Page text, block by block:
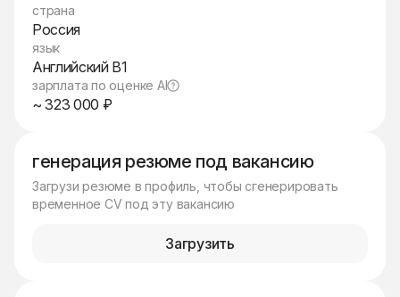
генерация резюме под вакансию
Загрузи резюме в профиль, чтобы сгенерировать
временное CV под эту вакансию
Загрузить
страна
Россия
язык
Английский B1
зарплата по оценке AI
~ 323 000 ₽